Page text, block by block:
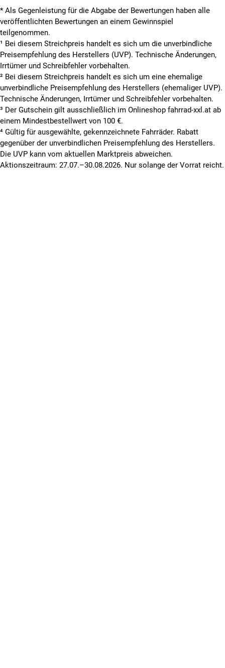
* Als Gegenleistung für die Abgabe der Bewertungen haben alle
veröffentlichten Bewertungen an einem Gewinnspiel
teilgenommen.
¹ Bei diesem Streichpreis handelt es sich um die unverbindliche
Preisempfehlung des Herstellers (UVP). Technische Änderungen,
Irrtümer und Schreibfehler vorbehalten.
² Bei diesem Streichpreis handelt es sich um eine ehemalige
unverbindliche Preisempfehlung des Herstellers (ehemaliger UVP).
Technische Änderungen, Irrtümer und Schreibfehler vorbehalten.
³ Der Gutschein gilt ausschließlich im Onlineshop fahrrad-xxl.at ab
einem Mindestbestellwert von 100 €.
⁴ Gültig für ausgewählte, gekennzeichnete Fahrräder. Rabatt
gegenüber der unverbindlichen Preisempfehlung des Herstellers.
Die UVP kann vom aktuellen Marktpreis abweichen.
Aktionszeitraum: 27.07.–30.08.2026. Nur solange der Vorrat reicht.